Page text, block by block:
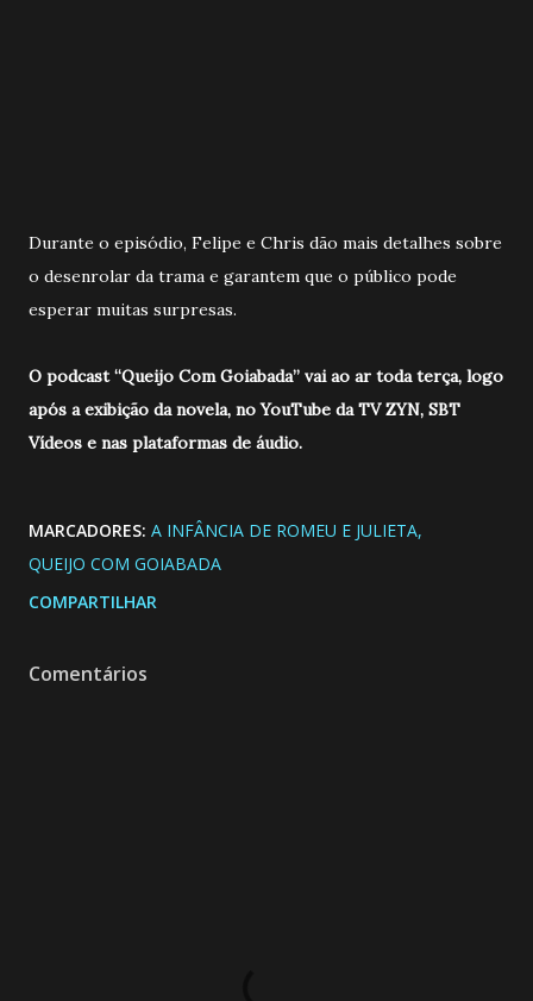
Durante o episódio, Felipe e Chris dão mais detalhes sobre
o desenrolar da trama e garantem que o público pode
esperar muitas surpresas.
O podcast “Queijo Com Goiabada” vai ao ar toda terça, logo
após a exibição da novela, no YouTube da TV ZYN, SBT
Vídeos e nas plataformas de áudio.
MARCADORES: A INFÂNCIA DE ROMEU E JULIETA
QUEIJO COM GOIABADA
COMPARTILHAR
Comentários